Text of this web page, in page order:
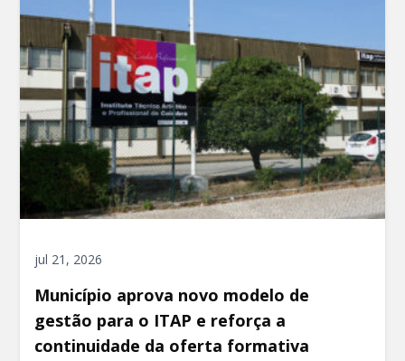
jul 21, 2026
Município aprova novo modelo de
gestão para o ITAP e reforça a
continuidade da oferta formativa